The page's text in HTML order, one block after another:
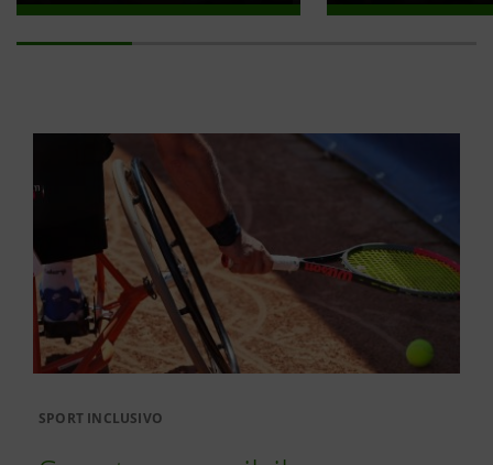
SPORT INCLUSIVO